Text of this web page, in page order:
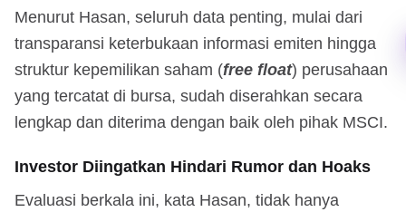
Menurut Hasan, seluruh data penting, mulai dari
transparansi keterbukaan informasi emiten hingga
struktur kepemilikan saham (free float) perusahaan
yang tercatat di bursa, sudah diserahkan secara
lengkap dan diterima dengan baik oleh pihak MSCI.
Investor Diingatkan Hindari Rumor dan Hoaks
Evaluasi berkala ini, kata Hasan, tidak hanya